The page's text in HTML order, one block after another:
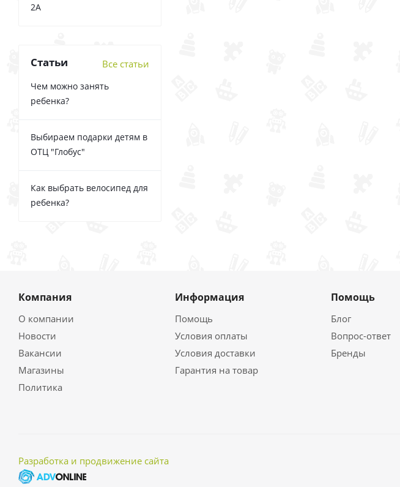
2А
Статьи Все статьи
Чем можно занять
ребенка?
Выбираем подарки детям в
ОТЦ "Глобус"
Как выбрать велосипед для
ребенка?
Компания
О компании
Новости
Вакансии
Магазины
Политика
Информация
Помощь
Условия оплаты
Условия доставки
Гарантия на товар
Помощь
Блог
Вопрос-ответ
Бренды
Разработка и продвижение сайта